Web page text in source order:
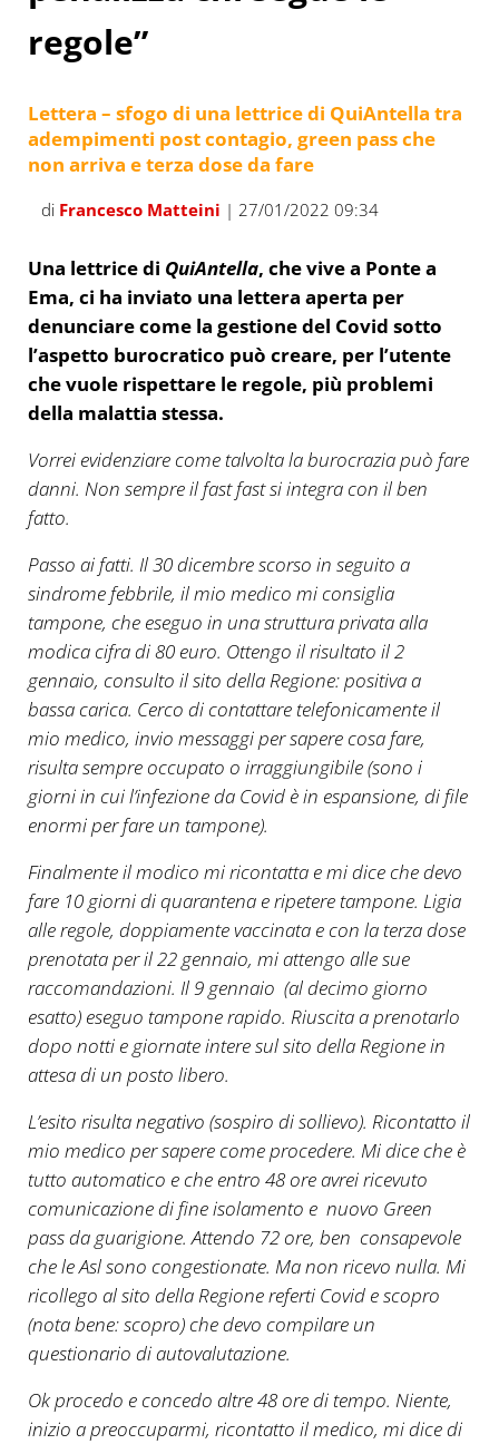
regole”
Lettera – sfogo di una lettrice di QuiAntella tra
adempimenti post contagio, green pass che
non arriva e terza dose da fare
di Francesco Matteini | 27/01/2022 09:34
Una lettrice di QuiAntella, che vive a Ponte a
Ema, ci ha inviato una lettera aperta per
denunciare come la gestione del Covid sotto
l’aspetto burocratico può creare, per l’utente
che vuole rispettare le regole, più problemi
della malattia stessa.
Vorrei evidenziare come talvolta la burocrazia può fare
danni. Non sempre il fast fast si integra con il ben
fatto.
Passo ai fatti. Il 30 dicembre scorso in seguito a
sindrome febbrile, il mio medico mi consiglia
tampone, che eseguo in una struttura privata alla
modica cifra di 80 euro. Ottengo il risultato il 2
gennaio, consulto il sito della Regione: positiva a
bassa carica. Cerco di contattare telefonicamente il
mio medico, invio messaggi per sapere cosa fare,
risulta sempre occupato o irraggiungibile (sono i
giorni in cui l’infezione da Covid è in espansione, di file
enormi per fare un tampone).
Finalmente il modico mi ricontatta e mi dice che devo
fare 10 giorni di quarantena e ripetere tampone. Ligia
alle regole, doppiamente vaccinata e con la terza dose
prenotata per il 22 gennaio, mi attengo alle sue
raccomandazioni. Il 9 gennaio (al decimo giorno
esatto) eseguo tampone rapido. Riuscita a prenotarlo
dopo notti e giornate intere sul sito della Regione in
attesa di un posto libero.
L’esito risulta negativo (sospiro di sollievo). Ricontatto il
mio medico per sapere come procedere. Mi dice che è
tutto automatico e che entro 48 ore avrei ricevuto
comunicazione di fine isolamento e nuovo Green
pass da guarigione. Attendo 72 ore, ben consapevole
che le Asl sono congestionate. Ma non ricevo nulla. Mi
ricollego al sito della Regione referti Covid e scopro
(nota bene: scopro) che devo compilare un
questionario di autovalutazione.
Ok procedo e concedo altre 48 ore di tempo. Niente,
inizio a preoccuparmi, ricontatto il medico, mi dice di